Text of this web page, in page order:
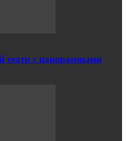
театр с панорамными